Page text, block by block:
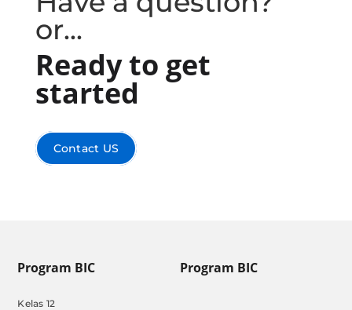
or...
Ready to get
started
Contact US
Program BIC
Kelas 12
Program BIC